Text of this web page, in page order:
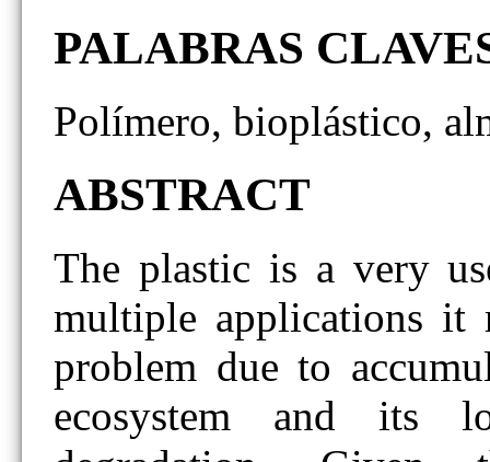
PALABRAS
Polímero, bioplástico,
ABSTRACT
The plastic is a very
multiple applications it
problem due to
ecosystem and its